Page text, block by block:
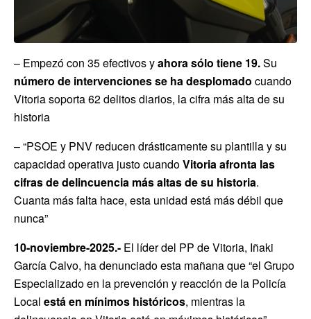
– Empezó con 35 efectivos yahora sólo tiene 19.Su
número de intervenciones se ha desplomado cuando
Vitoria soporta 62 delitos diarios, la cifra más alta de su
historia
– “PSOE y PNV reducen drásticamente su plantilla y su
capacidad operativa justo cuandoVitoria afronta las
cifras de delincuencia más altas de su historia.
Cuanta más falta hace, esta unidad está más débil que
nunca”
10-noviembre-2025.- El líder del PP de Vitoria, Iñaki
García Calvo, ha denunciado esta mañana que “el Grupo
Especializado en la prevención y reacción de la Policía
Local está en mínimos históricos, mientras la